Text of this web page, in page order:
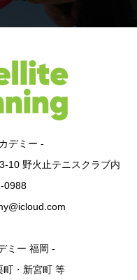
デミー -
10 野火止テニスクラブ内
0988
ミー 福岡 -
町・新宮町 等